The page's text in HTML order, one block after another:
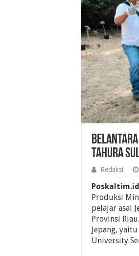
Belantara
Tahura
Redaksi
Produksi
pelajar asal
Provinsi
Jepang,
University